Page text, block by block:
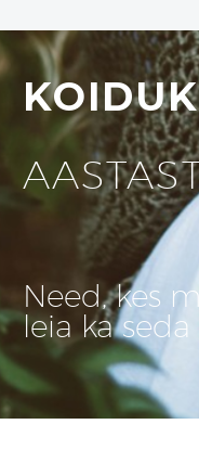
Need, kes
leia ka seda